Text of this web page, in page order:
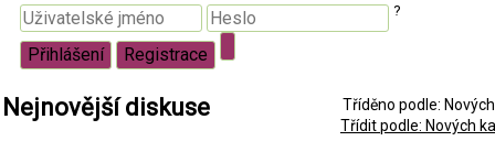
?
Nejnovější diskuse
Tříděno podle:
Třídit podle: Nových